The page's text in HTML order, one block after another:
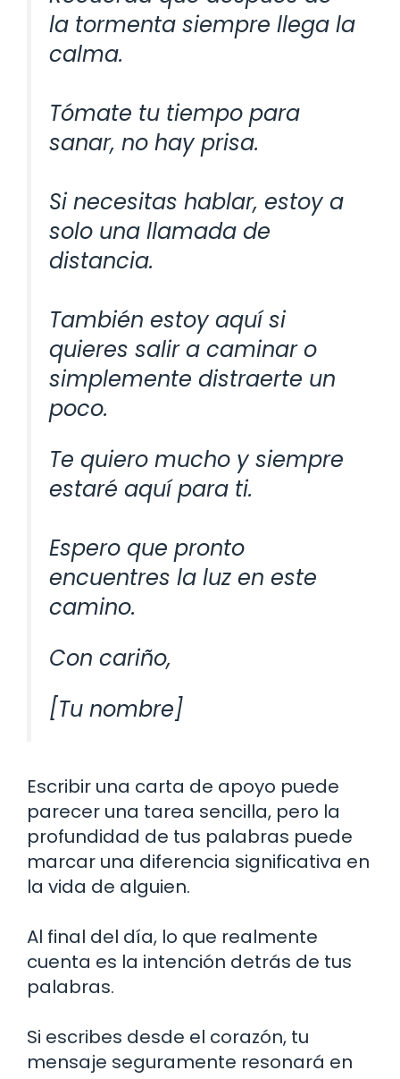
la tormenta siempre llega la
calma.
Tómate tu tiempo para
sanar, no hay prisa.
Si necesitas hablar, estoy a
solo una llamada de
distancia.
También estoy aquí si
quieres salir a caminar o
simplemente distraerte un
poco.
Te quiero mucho y siempre
estaré aquí para ti.
Espero que pronto
encuentres la luz en este
camino.
Con cariño,
[Tu nombre]
Escribir una carta de apoyo puede
parecer una tarea sencilla, pero la
profundidad de tus palabras puede
marcar una diferencia significativa en
la vida de alguien.
Al final del día, lo que realmente
cuenta es la intención detrás de tus
palabras.
Si escribes desde el corazón, tu
mensaje seguramente resonará en